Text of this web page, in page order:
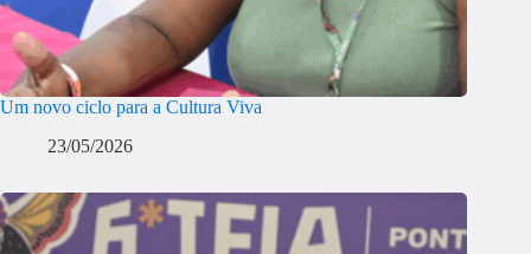
Um novo ciclo para a Cultura Viva
23/05/2026